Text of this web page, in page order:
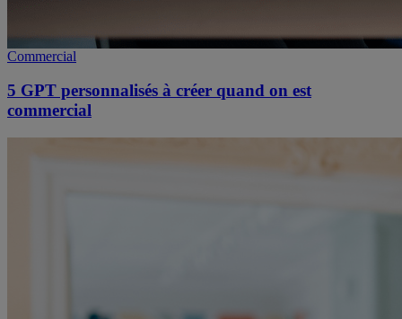
Commercial
5 GPT personnalisés à créer quand on est
commercial